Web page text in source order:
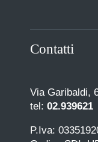
Contatti
Via Garibaldi,
tel: 02.939621
P.Iva: